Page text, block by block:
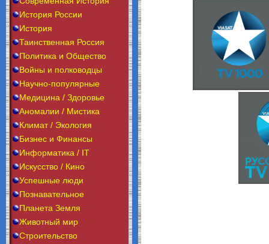
История России
История
Таинственная Россия
Политика и Общество
Войны и полководцы
Научно-популярные
Медицина / Здоровье
Аномалии / Мистика
Климат / Экология
Бизнес и Финансы
Информатика / IT
Искусство / Кино
Успешные люди
Познавательное
Планета Земля
Животный мир
Строительство